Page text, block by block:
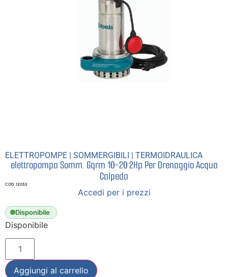
ELETTROPOMPE | SOMMERGIBILI | TERMOIDRAULICA
elettropompa Somm. Gqrm 10-20 2Hp Per Drenaggio Acqua
Calpeda
COD: 12055
Accedi per i prezzi
Disponibile
Disponibile
Aggiungi al carrello